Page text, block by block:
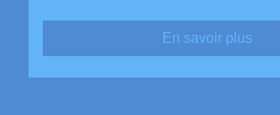
En savoir plus